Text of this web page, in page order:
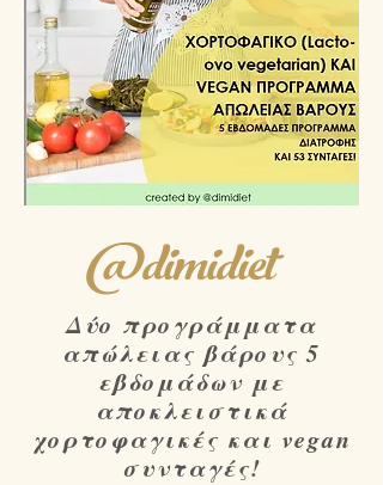
@dimidiet
Δύο προγράμματα
απώλειας βάρους 5
εβδομάδων με
αποκλειστικά
χορτοφαγικές και vegan
συνταγές!